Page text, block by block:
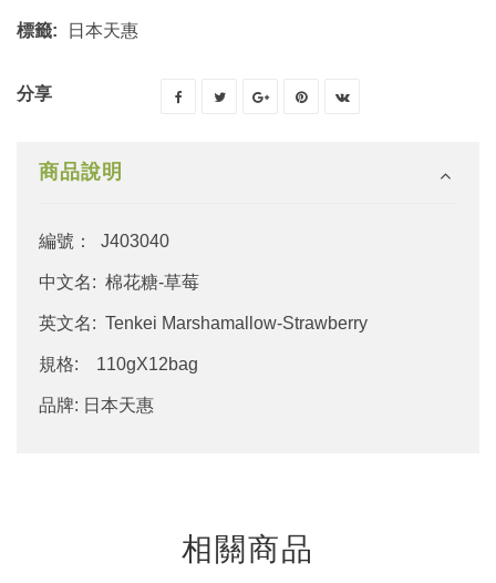
標籤: 日本天惠
分享
商品說明
編號： J403040
中文名: 棉花糖-草莓
英文名: Tenkei Marshamallow-Strawberry
規格: 110gX12bag
品牌: 日本天惠
相關商品